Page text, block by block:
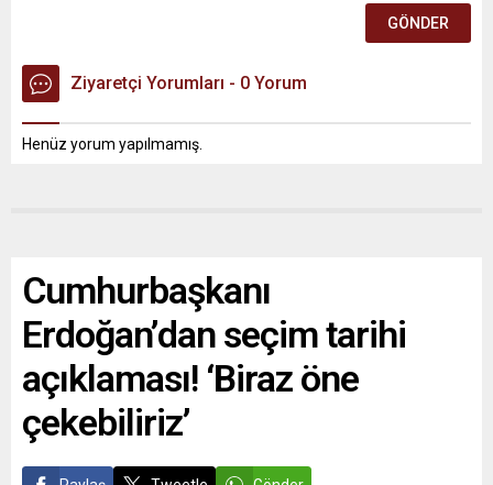
Ziyaretçi Yorumları - 0 Yorum
Henüz yorum yapılmamış.
Cumhurbaşkanı
Erdoğan’dan seçim tarihi
açıklaması! ‘Biraz öne
çekebiliriz’